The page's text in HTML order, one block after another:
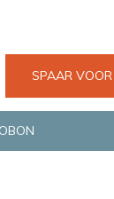
en GLS.
SPAAR